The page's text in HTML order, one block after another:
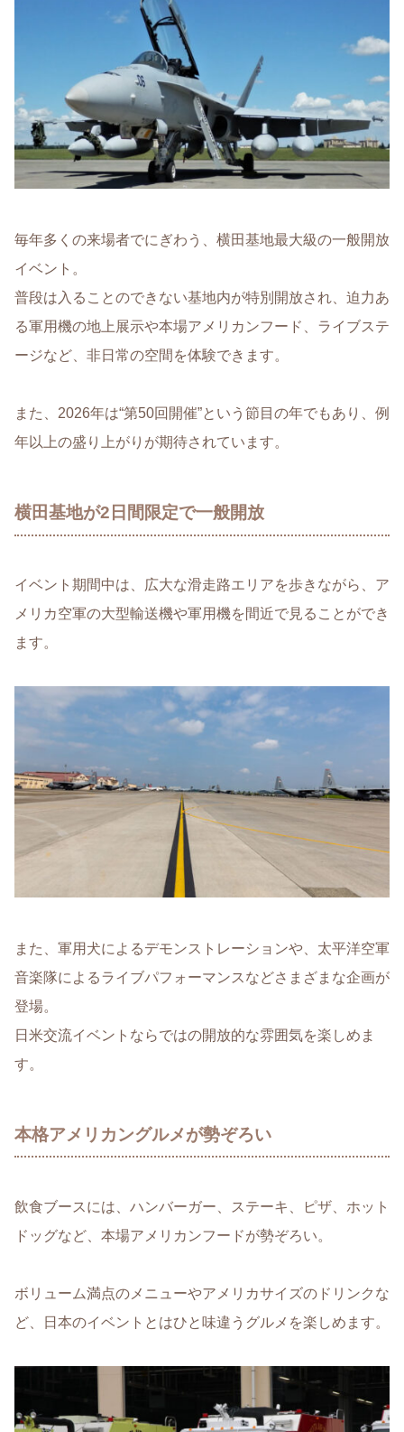
毎年多くの来場者でにぎわう、横田基地最大級の一般開放
イベント。
普段は入ることのできない基地内が特別開放され、迫力あ
る軍用機の地上展示や本場アメリカンフード、ライブステ
ージなど、非日常の空間を体験できます。
また、2026年は“第50回開催”という節目の年でもあり、例
年以上の盛り上がりが期待されています。
横田基地が2日間限定で一般開放
イベント期間中は、広大な滑走路エリアを歩きながら、ア
メリカ空軍の大型輸送機や軍用機を間近で見ることができ
ます。
また、軍用犬によるデモンストレーションや、太平洋空軍
音楽隊によるライブパフォーマンスなどさまざまな企画が
登場。
日米交流イベントならではの開放的な雰囲気を楽しめま
す。
本格アメリカングルメが勢ぞろい
飲食ブースには、ハンバーガー、ステーキ、ピザ、ホット
ドッグなど、本場アメリカンフードが勢ぞろい。
ボリューム満点のメニューやアメリカサイズのドリンクな
ど、日本のイベントとはひと味違うグルメを楽しめます。